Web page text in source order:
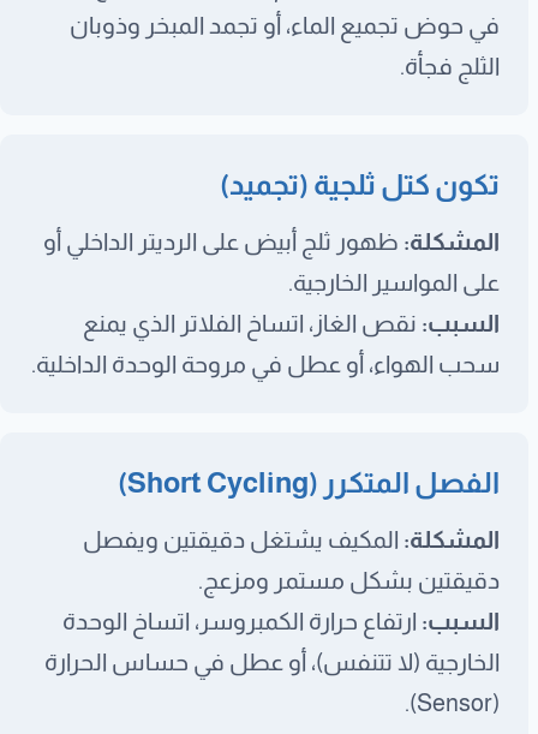
في حوض تجميع الماء، أو تجمد المبخر وذوبان
الثلج فجأة.
تكون كتل ثلجية (تجميد)
المشكلة: ظهور ثلج أبيض على الرديتر الداخلي أو
على المواسير الخارجية.
السبب: نقص الغاز، اتساخ الفلاتر الذي يمنع
سحب الهواء، أو عطل في مروحة الوحدة الداخلية.
الفصل المتكرر (Short Cycling)
المشكلة: المكيف يشتغل دقيقتين ويفصل
دقيقتين بشكل مستمر ومزعج.
السبب: ارتفاع حرارة الكمبروسر، اتساخ الوحدة
الخارجية (لا تتنفس)، أو عطل في حساس الحرارة
(Sensor).